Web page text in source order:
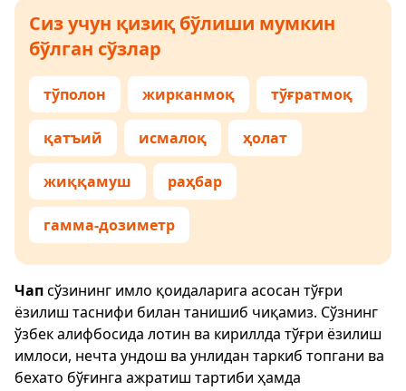
Сиз учун қизиқ бўлиши мумкин
бўлган сўзлар
тўполон жирканмоқ тўғратмоқ
қатъий исмалоқ ҳолат
жиққамуш раҳбар
гамма-дозиметр
Чапсўзининг имло қоидаларига асосан тўғри
ёзилиш таснифи билан танишиб чиқамиз. Сўзнинг
ўзбек алифбосида лотин ва кириллда тўғри ёзилиш
имлоси, нечта ундош ва унлидан таркиб топгани ва
бехато бўғинга ажратиш тартиби ҳамда